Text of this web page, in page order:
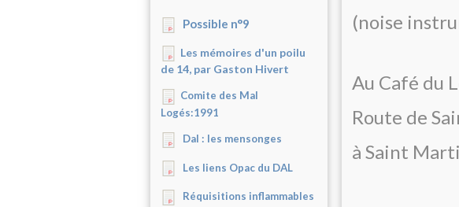
Possible n°9
Les mémoires d'un poilu
de 14, par Gaston Hivert
Comite des Mal
Logés:1991
Dal : les mensonges
Les liens Opac du DAL
Réquisitions inflammables
(noise
Au Café du
Route de
à Saint